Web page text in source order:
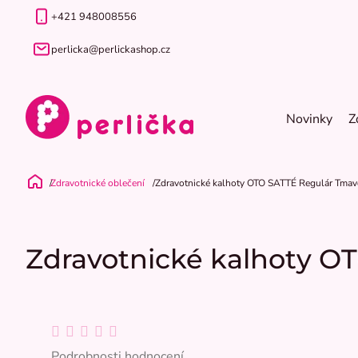
+421 948008556
perlicka@perlickashop.cz
Novinky
Domů
Zdravotnické oblečení Zdravotnické kalhoty OTO SATTÉ Regulár
Zdravotnické kalhoty
Průměrné
hodnocení